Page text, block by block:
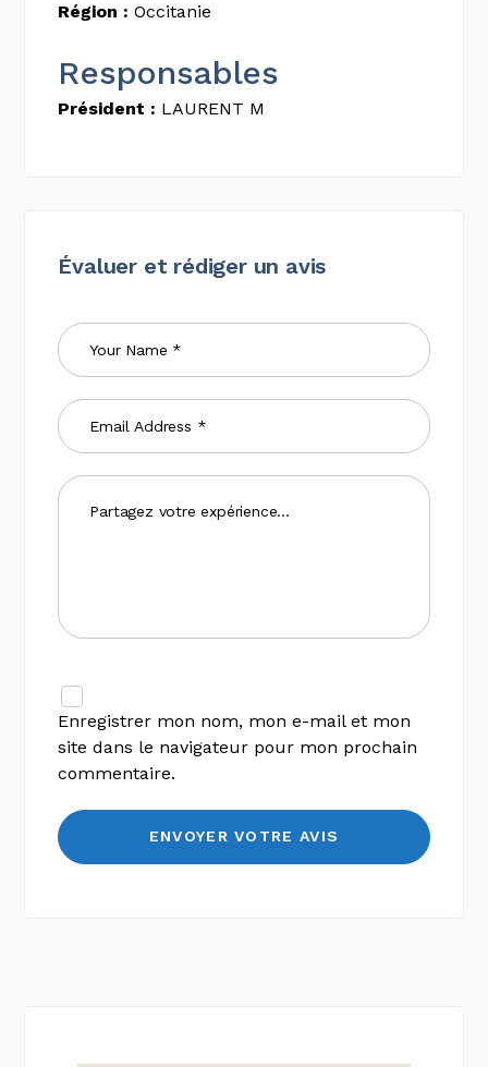
Région : Occitanie
Responsables
Président : LAURENT M
Évaluer et rédiger un avis
Enregistrer mon nom, mon e-mail et mon
site dans le navigateur pour mon prochain
commentaire.